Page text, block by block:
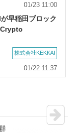
01/23 11:00
早稲田ブロック
株式会社KEKKAI
01/22 11:37